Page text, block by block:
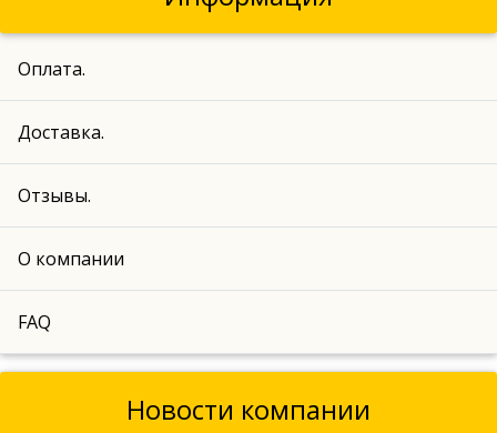
Оплата.
Доставка.
Отзывы.
О компании
FAQ
Новости компании